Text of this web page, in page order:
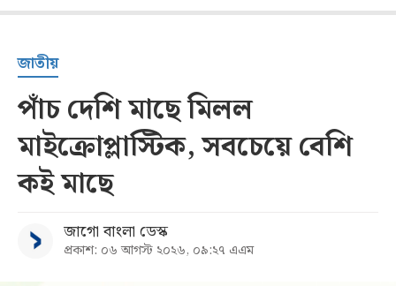
জাতীয়
পাঁচ দেশি মাছে মিলল
মাইক্রোপ্লাস্টিক, সবচেয়ে বেশি
কই মাছে
জাগো বাংলা ডেস্ক
প্রকাশ: ০৬ আগস্ট ২০২৬, ০৯:২৭ এএম